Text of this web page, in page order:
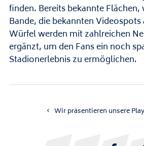
finden. Bereits bekannte Flächen,
Bande, die bekannten Videospots
Würfel werden mit zahlreichen
ergänzt, um den Fans ein noch
Stadionerlebnis zu ermöglichen.
Wir präsentieren unsere